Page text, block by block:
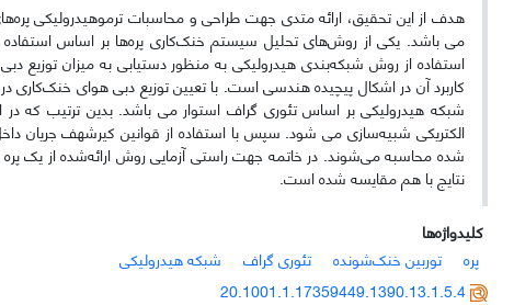
هدف از این تحقیق، ارائه متدی جهت طراحی و محاسبات ترموهیدرولیکی
می باشد. یکی از روش‌های تحلیل سیستم خنک‌کاری پره‌ها بر اساس استفاده
استفاده از روش شبکه‌بندی هیدرولیکی به منظور دستیابی به میزان
کاربرد آن در اشکال پیچیده هندسی است. با تعیین توزیع دبی هوای
شبکه هیدرولیکی بر اساس تئوری گراف استوار می باشد. بدین ترتیب که
الکتریکی شبیه‌سازی می شود. سپس با استفاده از قوانین کیرشهف جریان
شده محاسبه می‌شوند. در خاتمه جهت راستی آزمایی روش ارائه‌شده از یک
نتایج با هم مقایسه شده است.
کلیدواژه‌ها
پره
توربین خنک‌شونده تئوری گراف
شبکه هیدرولیکی
20.1001.1.17359449.1390.13.1.5.4